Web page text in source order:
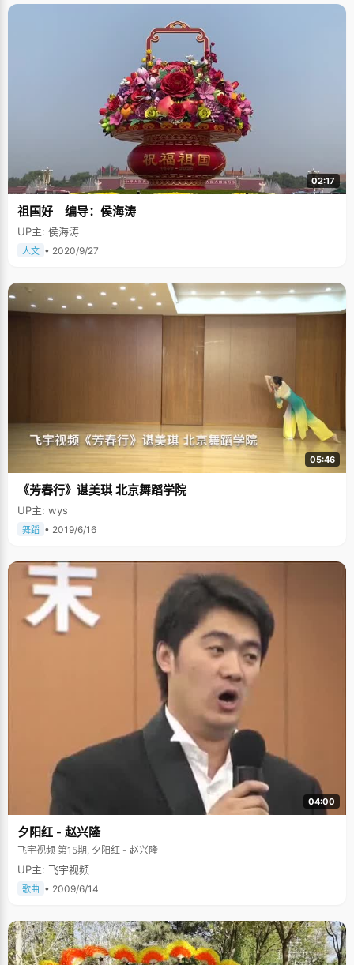
02:17
祖国好 编导：侯海涛
UP主: 侯海涛
人文 • 2020/9/27
05:46
《芳春行》谌美琪 北京舞蹈学院
UP主: wys
舞蹈 • 2019/6/16
04:00
夕阳红 - 赵兴隆
飞宇视频 第15期, 夕阳红 - 赵兴隆
UP主: 飞宇视频
歌曲 • 2009/6/14